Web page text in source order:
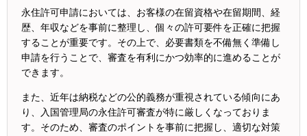
永住許可申請においては、お客様の在留資格や在留期間、経
歴、年収などを事前に整理し、個々の許可要件を正確に把握
することが重要です。その上で、必要書類を不備無く準備し
申請を行うことで、審査を有利にかつ効率的に進めることが
できます。
また、近年は納税などの公的義務が重視されている傾向にあ
り、入国管理局の永住許可審査が特に厳しくなっておりま
す。そのため、審査のポイントを事前に把握し、適切な対策